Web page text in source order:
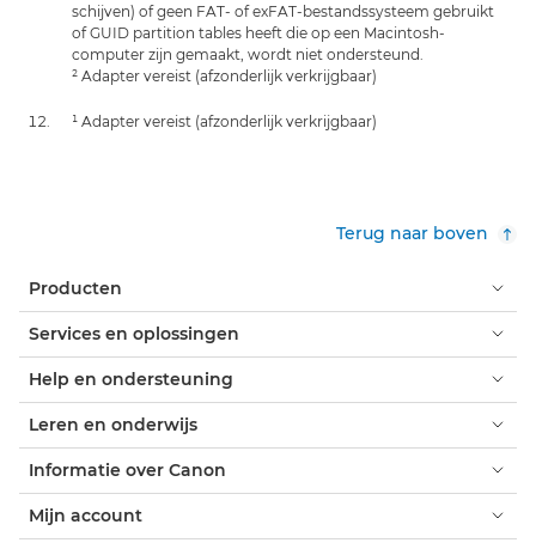
schijven) of geen FAT- of exFAT-bestandssysteem gebruikt
of GUID partition tables heeft die op een Macintosh-
computer zijn gemaakt, wordt niet ondersteund.
² Adapter vereist (afzonderlijk verkrijgbaar)
¹ Adapter vereist (afzonderlijk verkrijgbaar)
Terug naar boven
Producten
Services en oplossingen
Help en ondersteuning
Leren en onderwijs
Informatie over Canon
Mijn account